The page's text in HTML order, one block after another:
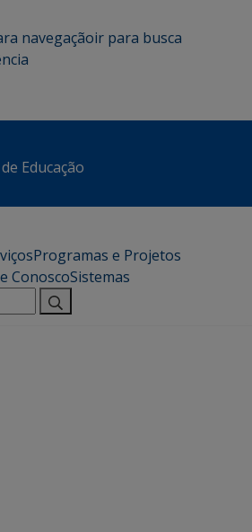
navegaçãoir para busca
Educação
Programas e Projetos
ConoscoSistemas